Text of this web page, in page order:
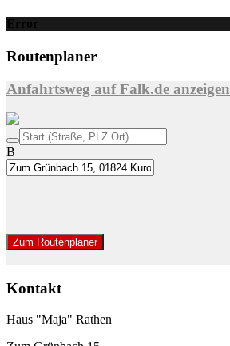
Error
Routenplaner
Anfahrtsweg auf Falk.de anzeigen
B
Zum Routenplaner
Kontakt
Haus "Maja" Rathen